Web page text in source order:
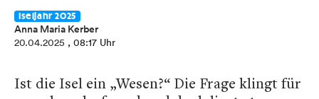
Iseljahr 2025
Anna Maria Kerber
20.04.2025 , 08:17 Uhr
Ist die Isel ein „Wesen?“ Die Frage klingt für